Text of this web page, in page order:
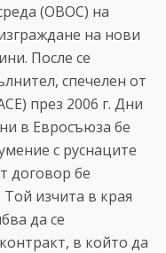
(ОВОС) на
на нови
После се
спечелен от
през 2006 г. Дни
в Евросъюза бе
с руснаците
договор бе
изчита в края
да се
в който да